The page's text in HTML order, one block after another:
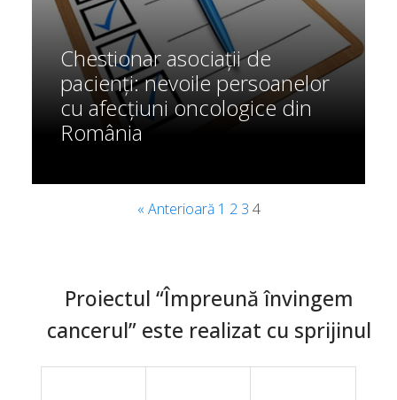
Chestionar asociații de
pacienți: nevoile persoanelor
cu afecțiuni oncologice din
România
« Anterioară 1 2 3 4
Proiectul “Împreună învingem
cancerul” este realizat cu sprijinul